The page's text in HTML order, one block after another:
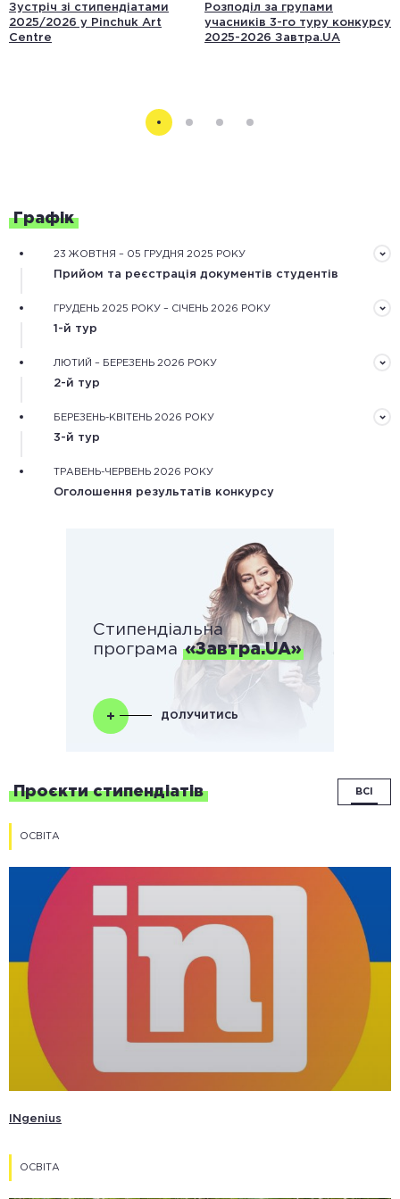
Зустріч зі стипендіатами
2025/2026 у Pinchuk Art
Centre
Розподіл за групами
учасників 3-го туру конкурсу
2025-2026 Завтра.UA
Графік
23 ЖОВТНЯ – 05 ГРУДНЯ 2025 РОКУ
Прийом та реєстрація документів студентів
ГРУДЕНЬ 2025 РОКУ – СІЧЕНЬ 2026 РОКУ
1-й тур
Обробка зареєстрованих документів та оцінювання
обґрунтування дослідження.
ЛЮТИЙ – БЕРЕЗЕНЬ 2026 РОКУ
2-й тур
конкурсантів.
БЕРЕЗЕНЬ-КВІТЕНЬ 2026 РОКУ
3-й тур
ТРАВЕНЬ-ЧЕРВЕНЬ 2026 РОКУ
Оголошення результатів конкурсу
Стипендіальна
програма «Завтра.UA»
ДОЛУЧИТИСЬ
Проєкти стипендіатів ВСІ
ОСВІТА
INgenius
ОСВІТА